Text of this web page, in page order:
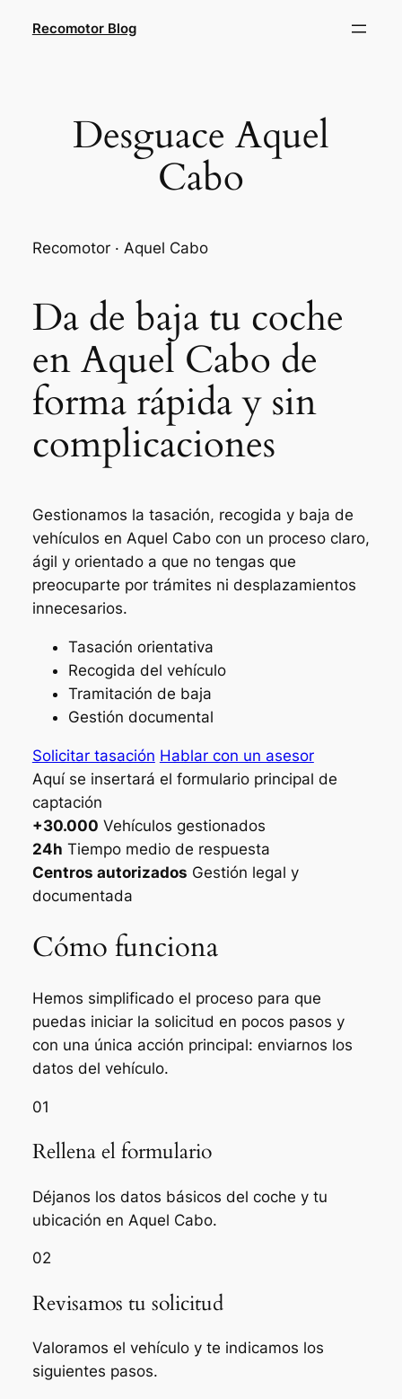
Recomotor Blog
Desguace Aquel
Cabo
Recomotor · Aquel Cabo
Da de baja tu coche
en Aquel Cabo de
forma rápida y sin
complicaciones
Gestionamos la tasación, recogida y baja de
vehículos en Aquel Cabo con un proceso claro,
ágil y orientado a que no tengas que
preocuparte por trámites ni desplazamientos
innecesarios.
Tasación orientativa
Recogida del vehículo
Tramitación de baja
Gestión documental
Solicitar tasación Hablar con un asesor
Aquí se insertará el formulario principal de
captación
+30.000 Vehículos gestionados
24h Tiempo medio de respuesta
Centros autorizados Gestión legal y
documentada
Cómo funciona
Hemos simplificado el proceso para que
puedas iniciar la solicitud en pocos pasos y
con una única acción principal: enviarnos los
datos del vehículo.
01
Rellena el formulario
Déjanos los datos básicos del coche y tu
ubicación en Aquel Cabo.
02
Revisamos tu solicitud
Valoramos el vehículo y te indicamos los
siguientes pasos.